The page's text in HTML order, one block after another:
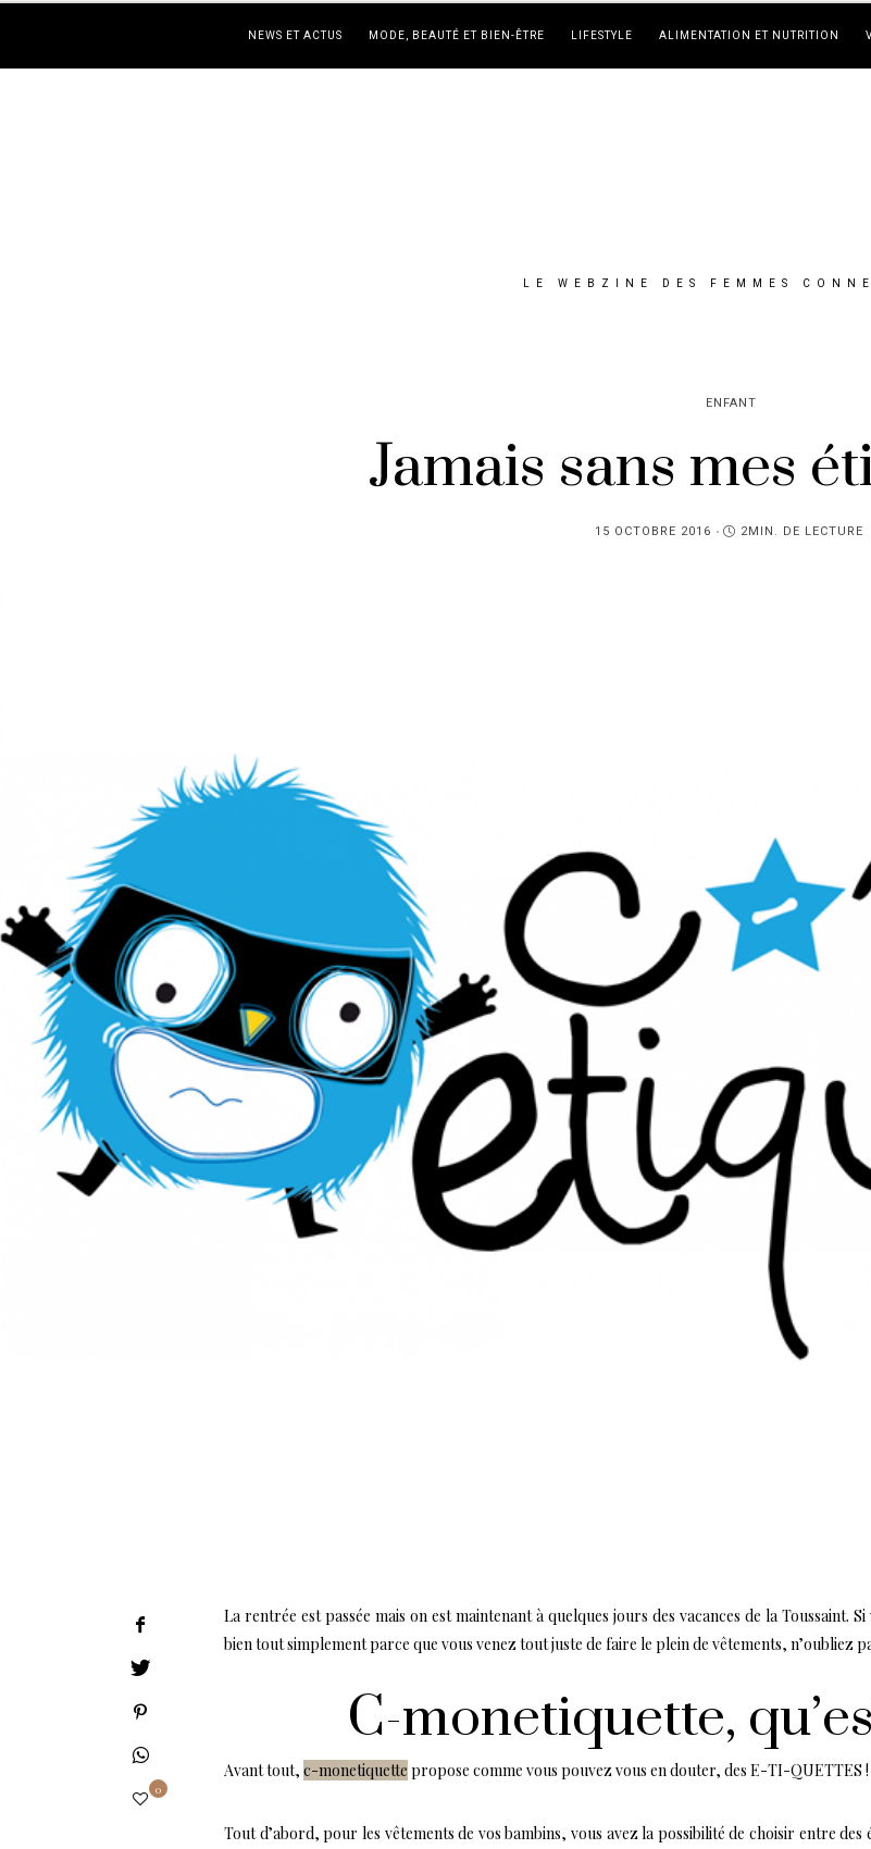
NEWS ET ACTUS MODE, BEAUTÉ ET BIEN-ÊTRE LIFESTYLE ALIMENTATION ET NUTRITION
LE WEBZINE DES FEMMES
ENFANT
Jamais sans mes
PUBLIÉ
15 OCTOBRE 2016 2MIN. DE LECTURE
0
La rentrée est passée mais on est maintenant à quelques jours des vacances de la Toussaint.
bien tout simplement parce que vous venez tout juste de faire le plein de vêtements, n’oubliez
C-monetiquette,
Avant tout,c-monetiquette propose comme vous pouvez vous en douter, des E-TI-QUETTES !
Tout d’abord, pour les vêtements de vos bambins, vous avez la possibilité de choisir entre